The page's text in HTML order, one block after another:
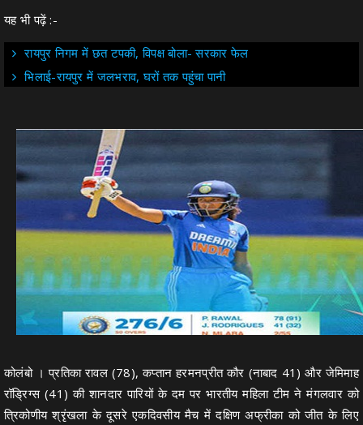
यह भी पढ़ें :-
रायपुर निगम में छत टपकी, विपक्ष बोला- सरकार फेल
भिलाई-रायपुर में जलभराव, घरों तक पहुंचा पानी
कोलंबो । प्रतिका रावल (78), कप्तान हरमनप्रीत कौर (नाबाद 41) और जेमिमाह
रॉड्रिग्स (41) की शानदार पारियों के दम पर भारतीय महिला टीम ने मंगलवार को
त्रिकोणीय श्रृंखला के दूसरे एकदिवसीय मैच में दक्षिण अफ्रीका को जीत के लिए